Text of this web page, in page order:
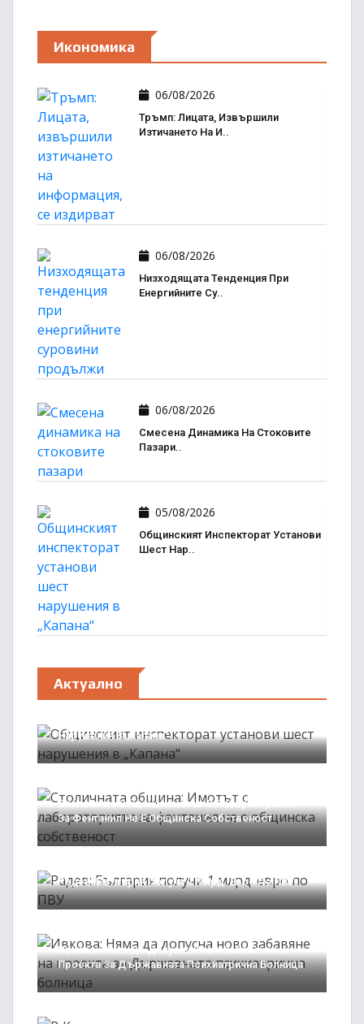
Икономика
06/08/2026
Тръмп: Лицата, Извършили
Изтичането На И..
06/08/2026
Низходящата Тенденция При
Енергийните Су..
06/08/2026
Смесена Динамика На Стоковите
Пазари..
05/08/2026
Общинският Инспекторат Установи
Шест Нар..
Актуално
05/08/2026
Нарушения В „Капана“
Столичната Община: Имотът С Лабораторията
За Фентанил Не Е Общинска Собственост
Радев: България Получи 1 Млрд. Евро По ПВУ
Ивкова: Няма Да Допусна Ново Забавяне На
Проекта За Държавната Психиатрична Болница
05/08/2026